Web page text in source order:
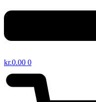
kr.0.00 0